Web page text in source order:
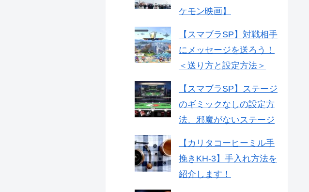
ケモン映画】
【スマブラSP】対戦相手
にメッセージを送ろう！
＜送り方と設定方法＞
【スマブラSP】ステージ
のギミックなしの設定方
法、邪魔がないステージ
【カリタコーヒーミル手
挽きKH-3】手入れ方法を
紹介します！